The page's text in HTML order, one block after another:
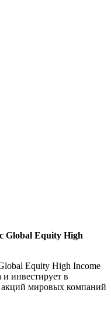
Global Equity High
Equity High Income
и инвестирует в
акций мировых компаний